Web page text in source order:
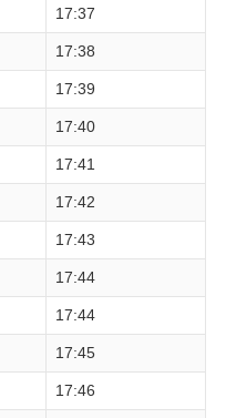
17:37
17:38
17:39
17:40
17:41
17:42
17:43
17:44
17:44
17:45
17:46